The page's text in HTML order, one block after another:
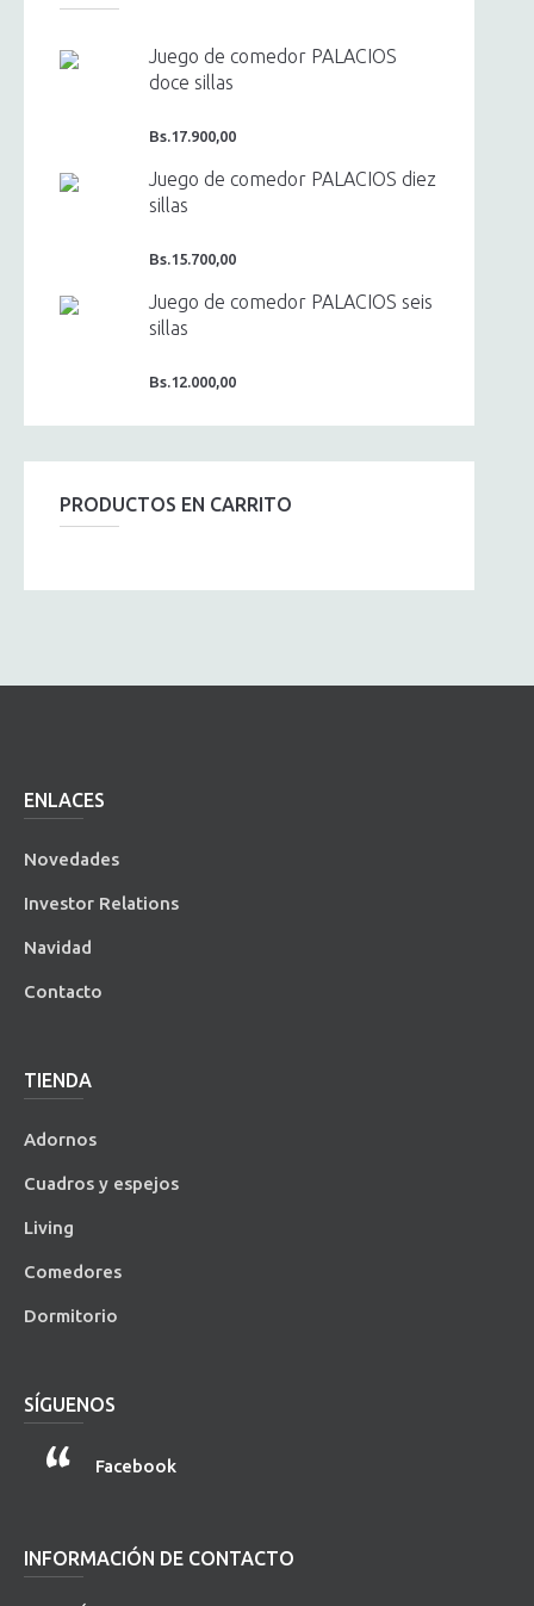
Juego de comedor PALACIOS
doce sillas
Bs. 17.900,00
Juego de comedor PALACIOS diez
sillas
Bs. 15.700,00
Juego de comedor PALACIOS seis
sillas
Bs. 12.000,00
PRODUCTOS EN CARRITO
ENLACES
Novedades
Investor Relations
Navidad
Contacto
TIENDA
Adornos
Cuadros y espejos
Living
Comedores
Dormitorio
SÍGUENOS
Facebook
INFORMACIÓN DE CONTACTO